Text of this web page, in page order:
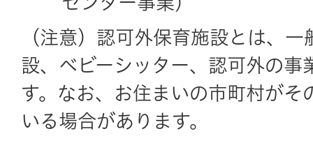
（注意）認可外保育施設とは、
設、ベビーシッター、認可外の事
す。なお、お住まいの市町村がそ
いる場合があります。